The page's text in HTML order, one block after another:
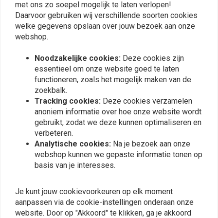
2015-2017 Ultra Limited Low FLHTKL
2014-2017 CVO Limited FLHTKSE
2014-2017 Street Glide FLHX
2014-2017 Street Glide Special FLHXS
2015-2017 CVO Street Glide FLHXSE
2016-2017 Road Glide Ultra FLTRU
2015-2017 Road Glide FLTRX
2015-2017 Tri Glide Ultra FLHTCUTG
Plaats ook een review
Vergelijkbare producten
Predator Double Diamond
Zadel / Suede
€388,35
Silhouette Zadel Smooth
Zwart 02-07 FLT & FLH
€556,72
met ons zo soepel mogelijk te laten verlopen!
Daarvoor gebruiken wij verschillende soorten cookies
welke gegevens opslaan over jouw bezoek aan onze
webshop.
Noodzakelijke cookies: Deze cookies zijn
essentieel om onze website goed te laten
functioneren, zoals het mogelijk maken van de
zoekbalk.
Tracking cookies: Deze cookies verzamelen
anoniem informatie over hoe onze website wordt
gebruikt, zodat we deze kunnen optimaliseren en
verbeteren.
Analytische cookies: Na je bezoek aan onze
webshop kunnen we gepaste informatie tonen op
basis van je interesses.
Je kunt jouw cookievoorkeuren op elk moment
aanpassen via de cookie-instellingen onderaan onze
website. Door op "Akkoord" te klikken, ga je akkoord